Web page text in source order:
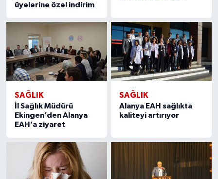
üyelerine özel indirim
SAĞLIK
İl Sağlık Müdürü
Ekingen’den Alanya
EAH’a ziyaret
SAĞLIK
Alanya EAH sağlıkta
kaliteyi artırıyor